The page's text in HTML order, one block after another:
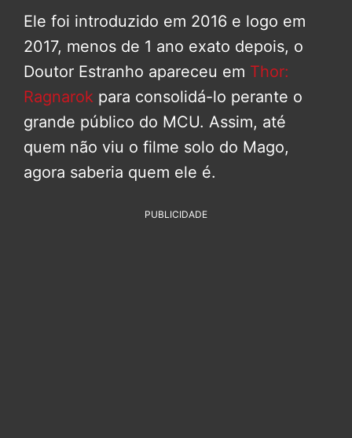
Ele foi introduzido em 2016 e logo em
2017, menos de 1 ano exato depois, o
Doutor Estranho apareceu em Thor:
Ragnarok para consolidá-lo perante o
grande público do MCU. Assim, até
quem não viu o filme solo do Mago,
agora saberia quem ele é.
PUBLICIDADE